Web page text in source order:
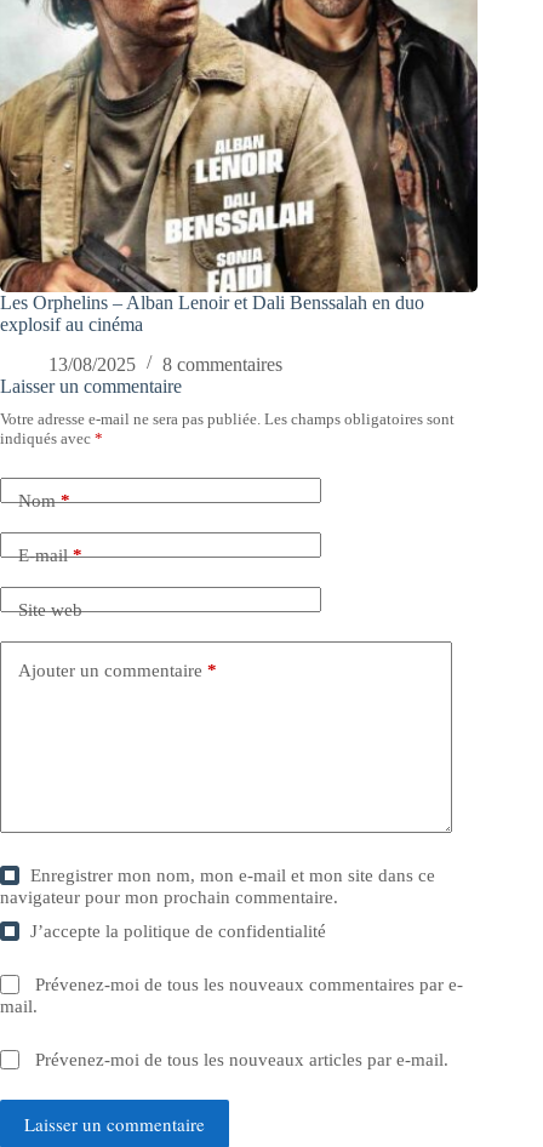
Les Orphelins – Alban Lenoir et Dali Benssalah en duo
explosif au cinéma
13/08/2025
8 commentaires
Laisser un commentaire
Votre adresse e-mail ne sera pas publiée. Les champs obligatoires sont
indiqués avec *
Nom*
E-mail*
Site web
Ajouter un commentaire *
Enregistrer mon nom, mon e-mail et mon site dans ce
navigateur pour mon prochain commentaire.
J’accepte lapolitique de confidentialité
Prévenez-moi de tous les nouveaux commentaires par e-
mail.
Prévenez-moi de tous les nouveaux articles par e-mail.
Laisser un commentaire